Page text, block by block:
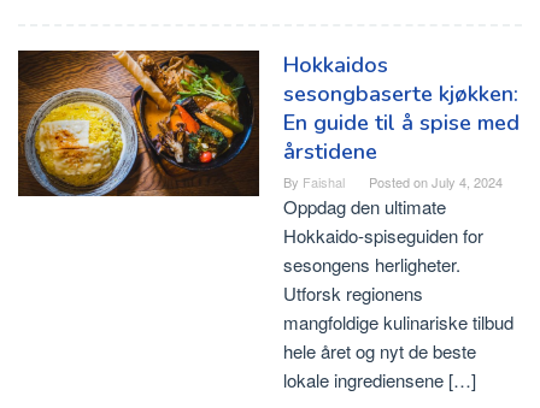
Hokkaidos
sesongbaserte kjøkken:
En guide til å spise med
årstidene
By Faishal Posted onJuly 4, 2024
Oppdag den ultimate
Hokkaido-spiseguiden for
sesongens herligheter.
Utforsk regionens
mangfoldige kulinariske tilbud
hele året og nyt de beste
lokale ingrediensene […]